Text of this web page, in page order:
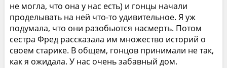
не могла, что она у нас есть) и гонцы начали
проделывать на ней что-то удивительное. Я уж
подумала, что они разобьются насмерть. Потом
сестра Фред рассказала им множество историй о
своем старике. В общем, гонцов принимали не так,
как я ожидала. У нас очень забавный дом.